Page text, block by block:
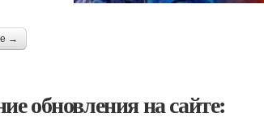
→
обновления на сайте: